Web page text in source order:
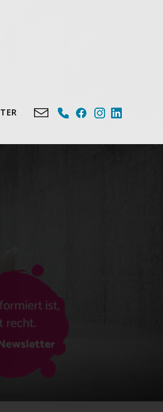
Button wird der Dialog geschlossen.